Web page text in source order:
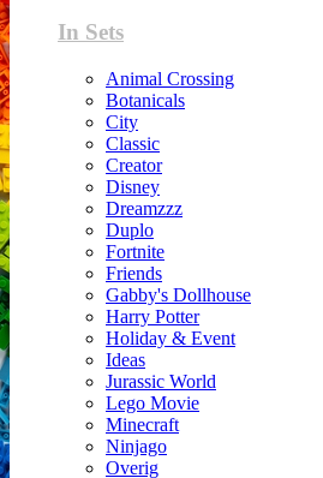
In Sets
Animal Crossing
Botanicals
City
Classic
Creator
Disney
Dreamzzz
Duplo
Fortnite
Friends
Gabby's Dollhouse
Harry Potter
Holiday & Event
Ideas
Jurassic World
Lego Movie
Minecraft
Ninjago
Overig